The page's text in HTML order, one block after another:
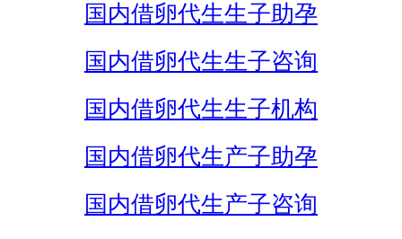
国内借卵代生生子助孕
国内借卵代生生子咨询
国内借卵代生生子机构
国内借卵代生产子助孕
国内借卵代生产子咨询